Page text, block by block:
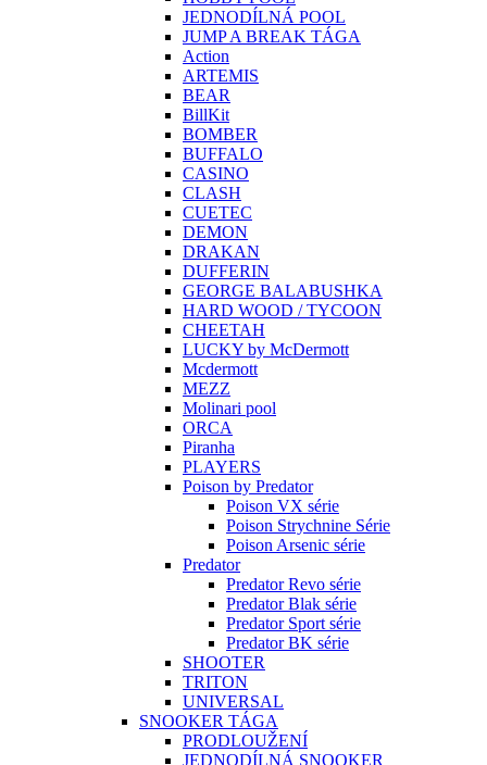
JEDNODÍLNÁ POOL
JUMP A BREAK TÁGA
Action
ARTEMIS
BEAR
BillKit
BOMBER
BUFFALO
CASINO
CLASH
CUETEC
DEMON
DRAKAN
DUFFERIN
GEORGE BALABUSHKA
HARD WOOD / TYCOON
CHEETAH
LUCKY by McDermott
Mcdermott
MEZZ
Molinari pool
ORCA
Piranha
PLAYERS
Poison by Predator
Poison VX série
Poison Strychnine Série
Poison Arsenic série
Predator
Predator Revo série
Predator Blak série
Predator Sport série
Predator BK série
SHOOTER
TRITON
UNIVERSAL
SNOOKER TÁGA
PRODLOUŽENÍ
JEDNODÍLNÁ SNOOKER